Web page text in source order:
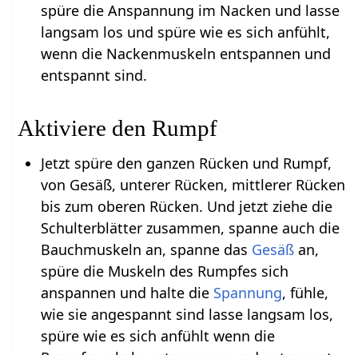
spüre die Anspannung im Nacken und lasse
langsam los und spüre wie es sich anfühlt,
wenn die Nackenmuskeln entspannen und
entspannt sind.
Aktiviere den Rumpf
Jetzt spüre den ganzen Rücken und Rumpf,
von Gesäß, unterer Rücken, mittlerer Rücken
bis zum oberen Rücken. Und jetzt ziehe die
Schulterblätter zusammen, spanne auch die
Bauchmuskeln an, spanne das Gesäßan,
spüre die Muskeln des Rumpfes sich
anspannen und halte die Spannung, fühle,
wie sie angespannt sind lasse langsam los,
spüre wie es sich anfühlt wenn die